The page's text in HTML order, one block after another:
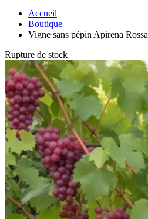
Accueil
Boutique
Vigne sans pépin Apirena Rossa
Rupture de stock